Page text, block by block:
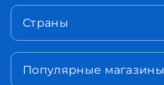
Страны
Популярные магазины